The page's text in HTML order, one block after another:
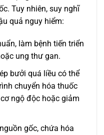
Tuy nhiên, suy nghĩ
quả nguy hiểm:
làm bệnh tiến triển
ung thư gan.
bưởi quá liều có thể
chuyển hóa thuốc
ngộ độc hoặc giảm
gốc, chứa hóa